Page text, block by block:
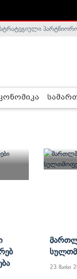
23 მაისი